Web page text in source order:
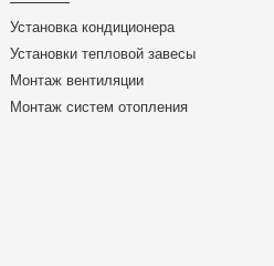
Установка кондиционера
Установки тепловой завесы
Монтаж вентиляции
Монтаж систем отопления